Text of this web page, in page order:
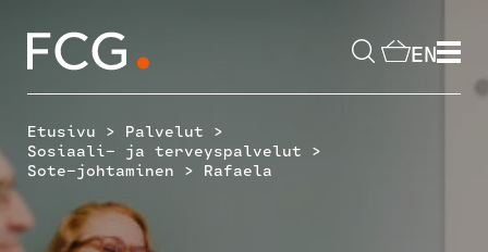
content
EN
Etusivu > Palvelut >
Sosiaali- ja terveyspalvelut >
Sote-johtaminen > Rafaela